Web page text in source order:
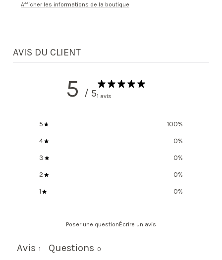
Afficher les informations de la boutique
AVIS DU CLIENT
5 / 51 avis
5 100%
4
0%
3
0%
2
0%
1
0%
Poser une questionÉcrire un avis
Avis 1 Questions 0